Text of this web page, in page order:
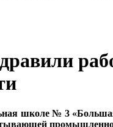
школе № 3